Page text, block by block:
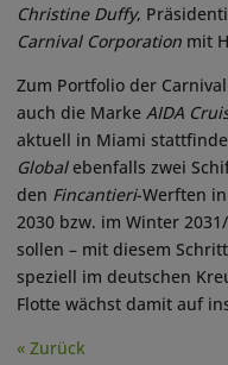
Christine Duffy,
Carnival Corporation mit
Zum Portfolio der
auch die Marke AIDA
aktuell in Miami
Globalebenfalls zwei
den Fincantieri-Werften
2030 bzw. im Winter
sollen – mit diesem
speziell im deutschen
Flotte wächst damit auf
« Zurück